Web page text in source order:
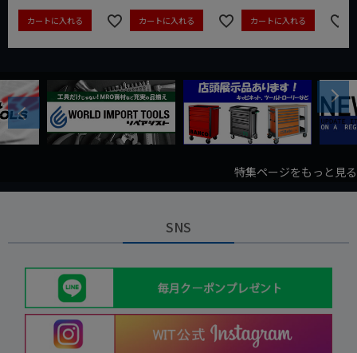
カートに入れる カートに入れる カートに入れる
Previous
Next
特集ページをもっと見る
SNS